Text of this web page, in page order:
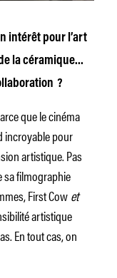
intérêt pour l’art
la céramique…
?
que le cinéma
incroyable pour
artistique. Pas
sa filmographie
First Cowet
artistique
En tout cas, on